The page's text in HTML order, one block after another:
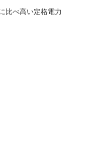
比べ高い定格電力